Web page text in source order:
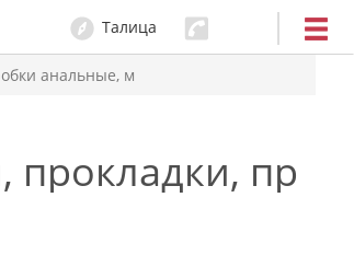
Талица
анальные, м